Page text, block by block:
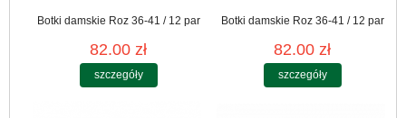
Botki damskie Roz 36-41 / 12 par
82.00 zł
szczegóły
Botki damskie Roz 36-41 / 12 par
82.00 zł
szczegóły